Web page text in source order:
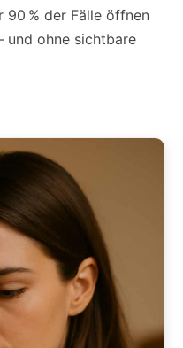
90 % der Fälle öffnen
und ohne sichtbare